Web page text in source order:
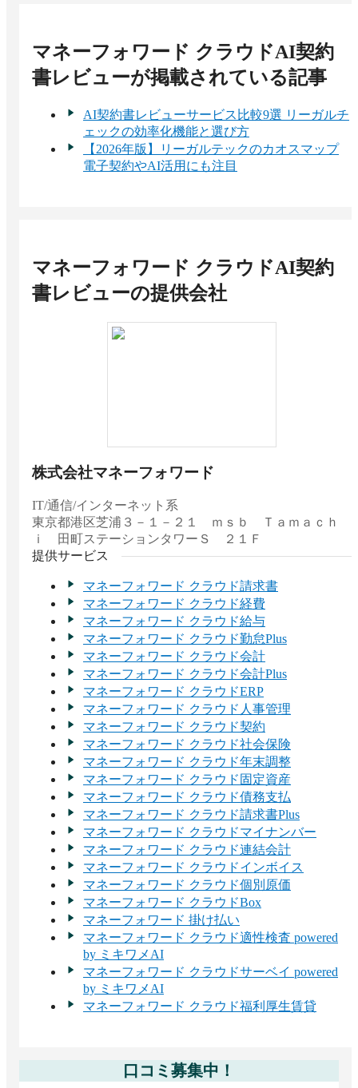
法制度や商習慣による違いも考慮された内容にな
っています。
また、契約書など法律文書に特化してチューニン
グされた英日AI翻訳機能が付帯しているため、一
般的な汎用翻訳ツールと比べて法律用語や契約特
有の言い回しの翻訳精度が高くなるよう調整され
ています。法的文脈を踏まえた訳語選択が行われ
るため、重要な契約条項のニュアンスもしっかり
電子契約や契約書管理、ワークフロー機能を利用
可能です。
マネーフォワード クラウドAI契約
書レビューが掲載されている記事
AI契約書レビューサービス比較9選 リーガルチ
ェックの効率化機能と選び方
【2026年版】リーガルテックのカオスマップ
電子契約やAI活用にも注目
マネーフォワード クラウドAI契約
書レビューの提供会社
株式会社マネーフォワード
IT/通信/インターネット系
東京都港区芝浦３－１－２１ ｍｓｂ Ｔａｍａｃｈ
ｉ 田町ステーションタワーＳ ２１Ｆ
提供サービス
マネーフォワード クラウド請求書
マネーフォワード クラウド経費
マネーフォワード クラウド給与
マネーフォワード クラウド勤怠Plus
マネーフォワード クラウド会計
マネーフォワード クラウド会計Plus
マネーフォワード クラウドERP
マネーフォワード クラウド人事管理
マネーフォワード クラウド契約
マネーフォワード クラウド社会保険
マネーフォワード クラウド年末調整
マネーフォワード クラウド固定資産
マネーフォワード クラウド債務支払
マネーフォワード クラウド請求書Plus
マネーフォワード クラウドマイナンバー
マネーフォワード クラウド連結会計
マネーフォワード クラウドインボイス
マネーフォワード クラウド個別原価
マネーフォワード クラウドBox
マネーフォワード 掛け払い
マネーフォワード クラウド適性検査 powered
by ミキワメAI
マネーフォワード クラウドサーベイ powered
by ミキワメAI
マネーフォワード クラウド福利厚生賃貸
口コミ募集中！